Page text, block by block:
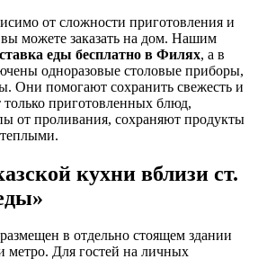
от сложности приготовления и
можете заказать на дом. Нашим
еды бесплатно в Филях, а в
одноразовые столовые приборы,
Они помогают сохранить свежесть и
приготовленных блюд,
от проливания, сохраняют продукты
кухни вблизи ст.
в отдельно стоящем здании
метро. Для гостей на личных